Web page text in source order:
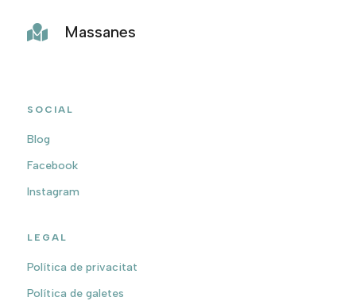
 Massanes
SOCIAL
Blog
Facebook
Instagram
LEGAL
Política de privacitat
Política de galetes